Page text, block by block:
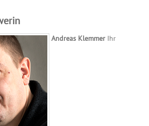
Andreas Klemmer Ihr